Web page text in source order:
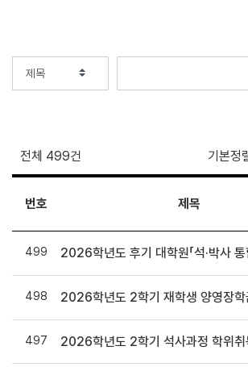
전체 499건 기본정
번호 제목
499
498
497